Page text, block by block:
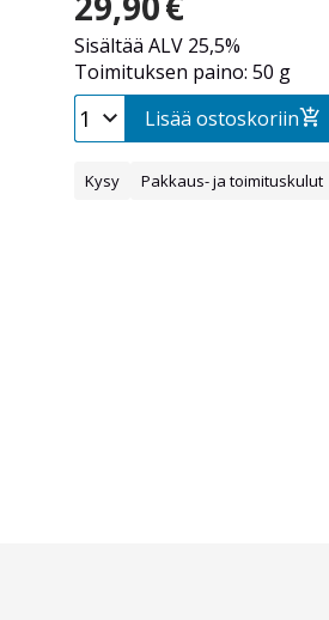
Sisältää ALV 25,5%
Toimituksen paino: 50 g
Lisää ostoskoriin
Kysy Pakkaus- ja toimituskulut